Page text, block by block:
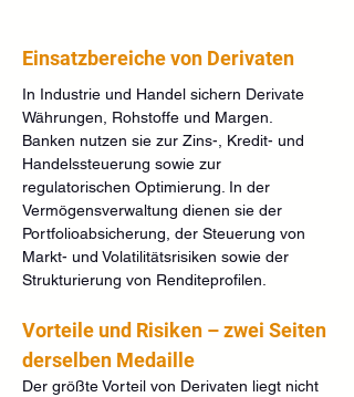
Einsatzbereiche von Derivaten
In Industrie und Handel sichern Derivate
Währungen, Rohstoffe und Margen.
Banken nutzen sie zur Zins-, Kredit- und
Handelssteuerung sowie zur
regulatorischen Optimierung. In der
Vermögensverwaltung dienen sie der
Portfolioabsicherung, der Steuerung von
Markt- und Volatilitätsrisiken sowie der
Strukturierung von Renditeprofilen.
Vorteile und Risiken – zwei Seiten
derselben Medaille
Der größte Vorteil von Derivaten liegt nicht